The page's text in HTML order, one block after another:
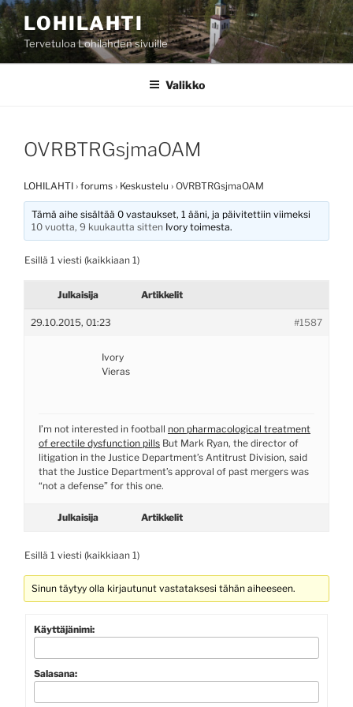
Siirry
sisältöönLOHILAHTI
Tervetuloa Lohilahden sivuille
Valikko
OVRBTRGsjmaOAM
LOHILAHTI › forums › Keskustelu › OVRBTRGsjmaOAM
Tämä aihe sisältää 0 vastaukset, 1 ääni, ja päivitettiin viimeksi
10 vuotta, 9 kuukautta sitten Ivory toimesta.
Esillä 1 viesti (kaikkiaan 1)
Julkaisija Artikkelit
29.10.2015, 01:23 #1587
Ivory
Vieras
I’m not interested in football non pharmacological treatment
of erectile dysfunction pills But Mark Ryan, the director of
litigation in the Justice Department’s Antitrust Division, said
that the Justice Department’s approval of past mergers was
“not a defense” for this one.
Julkaisija Artikkelit
Esillä 1 viesti (kaikkiaan 1)
Sinun täytyy olla kirjautunut vastataksesi tähän aiheeseen.
Käyttäjänimi:
Salasana: